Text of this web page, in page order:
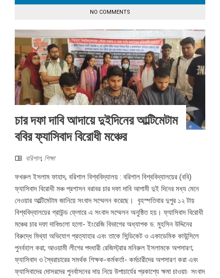
NO COMMENTS
চার দফা দাবি আদায়ে দুইদিনের আল্টিমেটাম
ববির ফ্যাসিবাদ বিরোধী মঞ্চের
বরিশাল, শিক্ষা
ফখরুল ইসলাম ফাহাদ, বরিশাল বিশ্ববিদ্যালয় : বরিশাল বিশ্ববিদ্যালয়ের (ববি)
ফ্যাসিবাদ বিরোধী মঞ্চ প্রশাসন বরাবর চার দফা দাবি আগামী দুই দিনের মধ্য মেনে
নেওয়ার আল্টিমেটাম জানিয়ে সংবাদ সম্মেলন করেছে। বৃহস্পতিবার দুপুর ১২ টায়
বিশ্ববিদ্যালয়ের গ্রাউন্ড ফ্লোরে এ সংবাদ সম্মেলন অনুষ্ঠিত হয়। ফ্যাসিবাদ বিরোধী
মঞ্চের চার দফা দাবিগুলো হলো- ইংরেজি বিভাগের অধ্যাপক ড. মুহসিন উদ্দিনের
বিরুদ্ধে মিথ্যা অভিযোগ প্রত্যাহার এবং তাকে সিন্ডিকেট ও একাডেমিক কাউন্সিলে
পুনর্বহাল করা; আওয়ামী লীগের পদধারী রেজিস্ট্রার মনিরুল ইসলামকে অপসারণ;
ফ্যাসিবাদ ও স্বৈরাচারের সমর্থক শিক্ষক-কর্মকর্তা- কর্মচারীদের অপসারণ করা এবং
ফ্যাসিবাদের দোসরদের পুনর্বাসনের দায় নিয়ে উপাচার্যের প্রকাশ্যে ক্ষমা চাওয়া৷ সংবাদ